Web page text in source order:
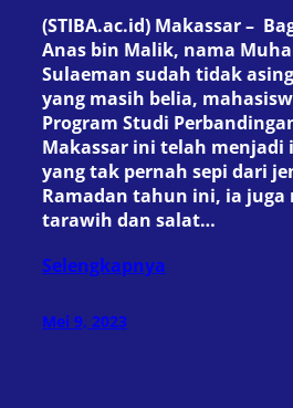
(STIBA.ac.id) Makassar –
Anas bin Malik, nama
Sulaeman sudah tidak
yang masih belia,
Program Studi
Makassar ini telah menjadi
yang tak pernah sepi dari
Ramadan tahun ini, ia juga
tarawih dan salat…
Selengkapnya
Mei 9, 2023